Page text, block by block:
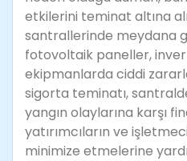
etkilerini teminat altına
santrallerinde meydana
fotovoltaik paneller,
ekipmanlarda ciddi
sigorta teminatı,
yangın olaylarına karşı
yatırımcıların ve
minimize etmelerine